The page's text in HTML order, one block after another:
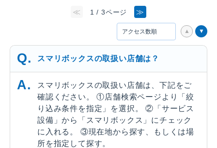
≪ 1 / 3ページ ≫
スマリボックスの取扱い店舗は？
スマリボックスの取扱い店舗は、下記をご
確認ください。 ①店舗検索ページより「絞
り込み条件を指定」を選択。 ②「サービス
設備」から「スマリボックス」にチェック
に入れる。 ③現在地から探す、もしくは場
所を指定して探す。